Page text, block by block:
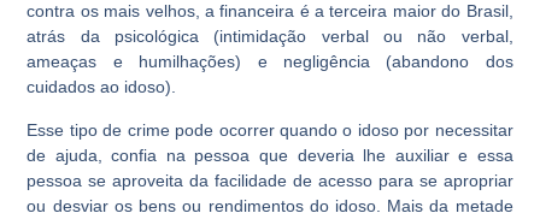
contra os mais velhos, a financeira é a terceira maior do Brasil,
atrás da psicológica (intimidação verbal ou não verbal,
ameaças e humilhações) e negligência (abandono dos
cuidados ao idoso).
Esse tipo de crime pode ocorrer quando o idoso por necessitar
de ajuda, confia na pessoa que deveria lhe auxiliar e essa
pessoa se aproveita da facilidade de acesso para se apropriar
ou desviar os bens ou rendimentos do idoso. Mais da metade